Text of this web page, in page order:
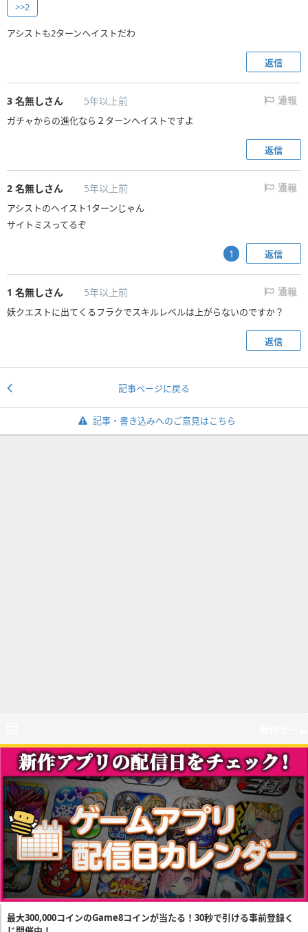
>>2
アシストも2ターンヘイストだわ
返信
3 名無しさん 5年以上前 通報
ガチャからの進化なら２ターンヘイストですよ
返信
2 名無しさん 5年以上前 通報
アシストのヘイスト1ターンじゃん
サイトミスってるぞ
返信
1
1 名無しさん 5年以上前 通報
妖クエストに出てくるフラクでスキルレベルは上がらないのですか？
返信
記事ページに戻る
記事・書き込みへのご意見はこちら
最大300,000コインのGame8コインが当たる！30秒で引ける事前登録く